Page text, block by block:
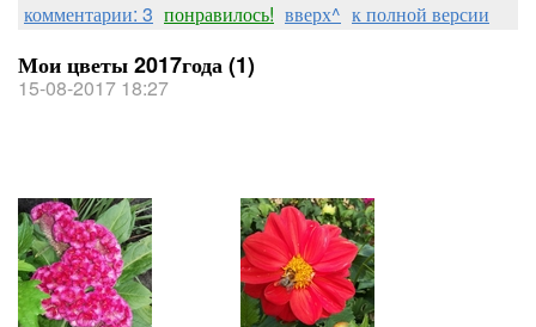
комментарии: 3 понравилось! вверх^ к полной версии
Мои цветы 2017года (1)
15-08-2017 18:27